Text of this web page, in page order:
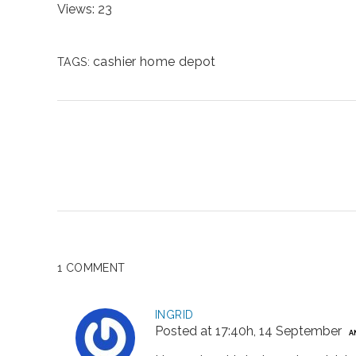
Views: 23
TAGS: cashier home depot
1 COMMENT
INGRID
Posted at 17:40h, 14 September